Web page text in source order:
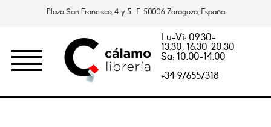
Plaza San Francisco, 4 y 5. E-50006 Zaragoza, España
Lu-Vi: 09.30-
13.30, 16.30-20.30
Sa: 10.00-14.00
+34 976557318